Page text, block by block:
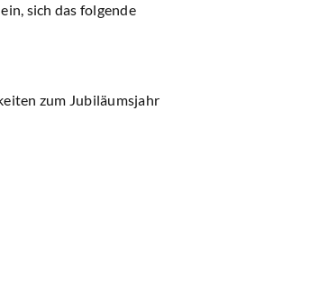
sich das folgende
zum Jubiläumsjahr